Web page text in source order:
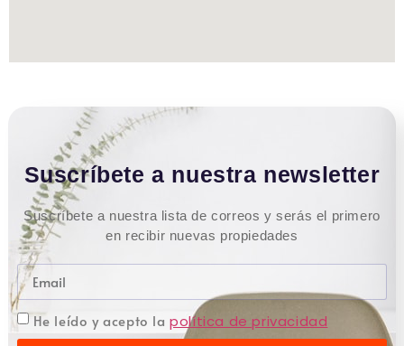
Suscríbete a nuestra newsletter
Suscríbete a nuestra lista de correos y serás el primero
en recibir nuevas propiedades
He leído y acepto lapolítica de privacidad